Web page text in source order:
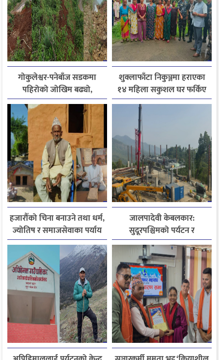
गोकुलेश्वर-पनेबाँज सडकमा
पहिरोको जोखिम बढ्यो,
स्थानीयले मागे तत्काल पर्खाल
निर्माण
शुक्लाफाँटा निकुञ्जमा हराएका
१४ महिला सकुशल घर फर्किए
हजारौँको चिना बनाउने तथा धर्म,
ज्योतिष र समाजसेवाका पर्याय
धनदेव जोशी अब स्मृतिमा
जालपादेवी केबलकार:
सुदूरपश्चिमको पर्यटन र
समृद्धिको नयाँ आधार